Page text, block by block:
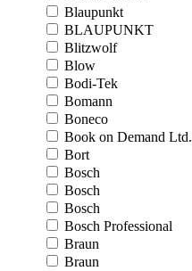
Blaupunkt
BLAUPUNKT
Blitzwolf
Blow
Bodi-Tek
Bomann
Boneco
Book on Demand Ltd.
Bort
Bosch
Bosch
Bosch
Bosch Professional
Braun
Braun